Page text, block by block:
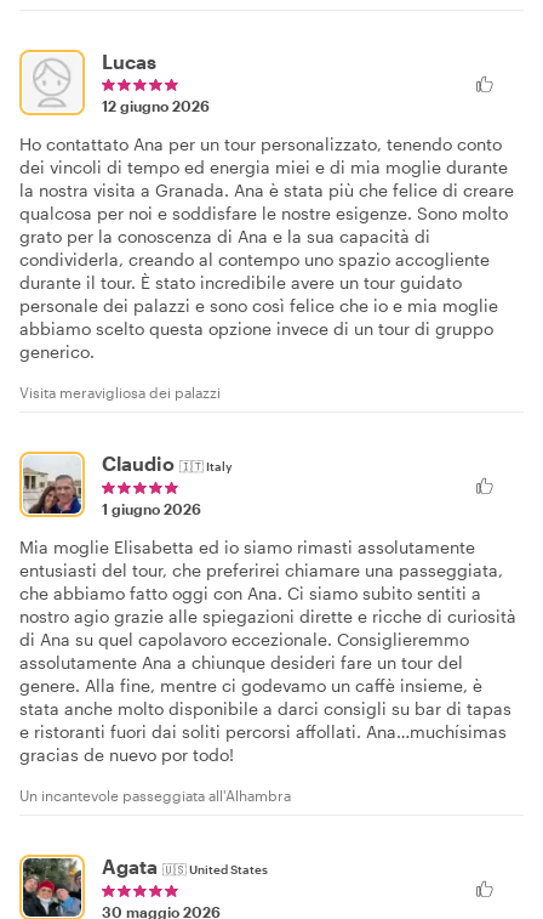
Lucas
12 giugno 2026
Ho contattato Ana per un tour personalizzato, tenendo conto
dei vincoli di tempo ed energia miei e di mia moglie durante
la nostra visita a Granada. Ana è stata più che felice di creare
qualcosa per noi e soddisfare le nostre esigenze. Sono molto
grato per la conoscenza di Ana e la sua capacità di
condividerla, creando al contempo uno spazio accogliente
durante il tour. È stato incredibile avere un tour guidato
personale dei palazzi e sono così felice che io e mia moglie
abbiamo scelto questa opzione invece di un tour di gruppo
generico.
Visita meravigliosa dei palazzi
Claudio 🇮🇹Italy
1 giugno 2026
Mia moglie Elisabetta ed io siamo rimasti assolutamente
entusiasti del tour, che preferirei chiamare una passeggiata,
che abbiamo fatto oggi con Ana. Ci siamo subito sentiti a
nostro agio grazie alle spiegazioni dirette e ricche di curiosità
di Ana su quel capolavoro eccezionale. Consiglieremmo
assolutamente Ana a chiunque desideri fare un tour del
genere. Alla fine, mentre ci godevamo un caffè insieme, è
stata anche molto disponibile a darci consigli su bar di tapas
e ristoranti fuori dai soliti percorsi affollati. Ana…muchísimas
gracias de nuevo por todo!
Un incantevole passeggiata all'Alhambra
Agata 🇺🇸United States
30 maggio 2026